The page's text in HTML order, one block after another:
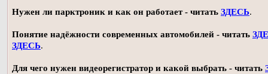
Нужен ли парктроник и как он работает - читать ЗДЕСЬ.
Понятие надёжности современных автомобилей - читать
ЗДЕСЬ.
Для чего нужен видеорегистратор и какой выбрать - читать